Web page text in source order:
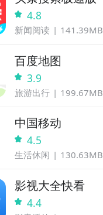
4.8
新闻阅读 141.39MB
百度地图
3.9
旅游出行 199.67MB
中国移动
4.5
生活休闲 130.63MB
影视大全快看
4.4